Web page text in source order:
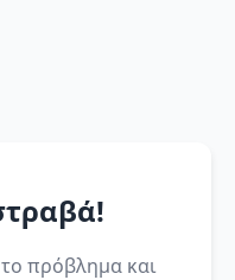
πρόβλημα και